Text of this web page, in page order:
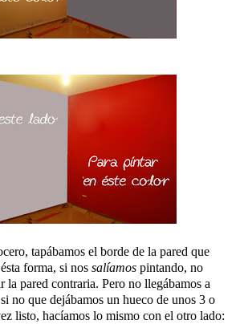
tapábamos el borde de la pared que
forma, si nos salíamos pintando, no
la pared contraria. Pero no llegábamos a
no que dejábamos un hueco de unos 3 o
listo, hacíamos lo mismo con el otro lado: